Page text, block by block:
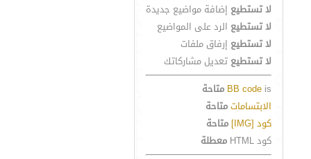
لا تستطيع إضافة مواضيع جديدة
لا تستطيع الرد على المواضيع
لا تستطيع إرفاق ملفات
لا تستطيع تعديل مشاركاتك
BB code is
متاحة
الابتساماتمتاحة
كود [IMG]
متاحة
كود HTML
معطلة